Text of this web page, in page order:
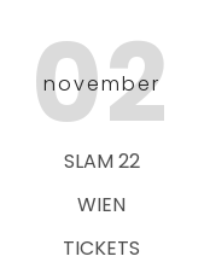
02
november
SLAM 22
WIEN
TICKETS